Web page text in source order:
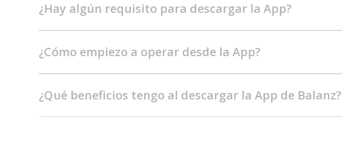
¿Hay algún requisito para descargar la App?
¿Cómo empiezo a operar desde la App?
¿Qué beneficios tengo al descargar la App de Balanz?